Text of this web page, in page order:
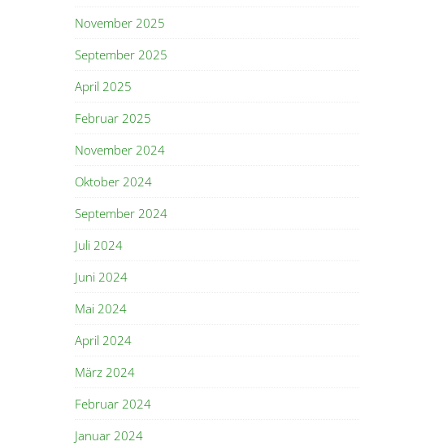
November 2025
September 2025
April 2025
Februar 2025
November 2024
Oktober 2024
September 2024
Juli 2024
Juni 2024
Mai 2024
April 2024
März 2024
Februar 2024
Januar 2024